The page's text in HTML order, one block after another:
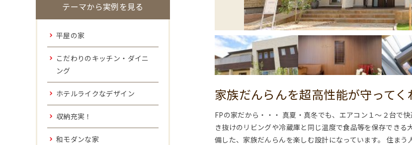
家族だんらんを超高性能が守ってく
FPの家だから・・・ 真夏・真冬でも、エアコン１～２台で
き抜けのリビングや冷蔵庫と同じ温度で食品等を保存でき
備した、家族だんらんを楽しむ設計になっています。 住ま
テーマから実例を見る
平屋の家
こだわりのキッチン・ダイニ
ング
ホテルライクなデザイン
収納充実！
和モダンな家